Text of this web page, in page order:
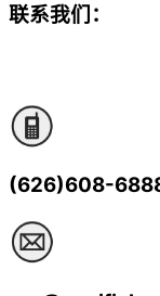
联系我们：
(626)608-